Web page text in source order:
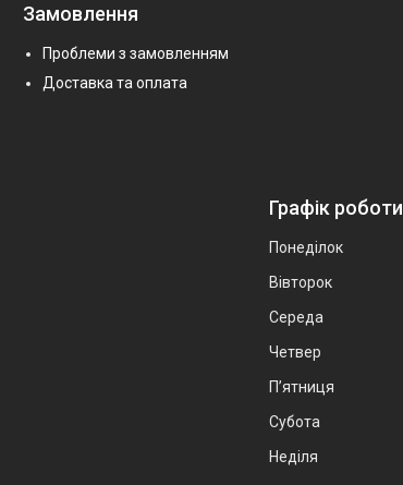
Замовлення
Проблеми з замовленням
Доставка та оплата
Графік роботи
Понеділок
Вівторок
Середа
Четвер
Пʼятниця
Субота
Неділя